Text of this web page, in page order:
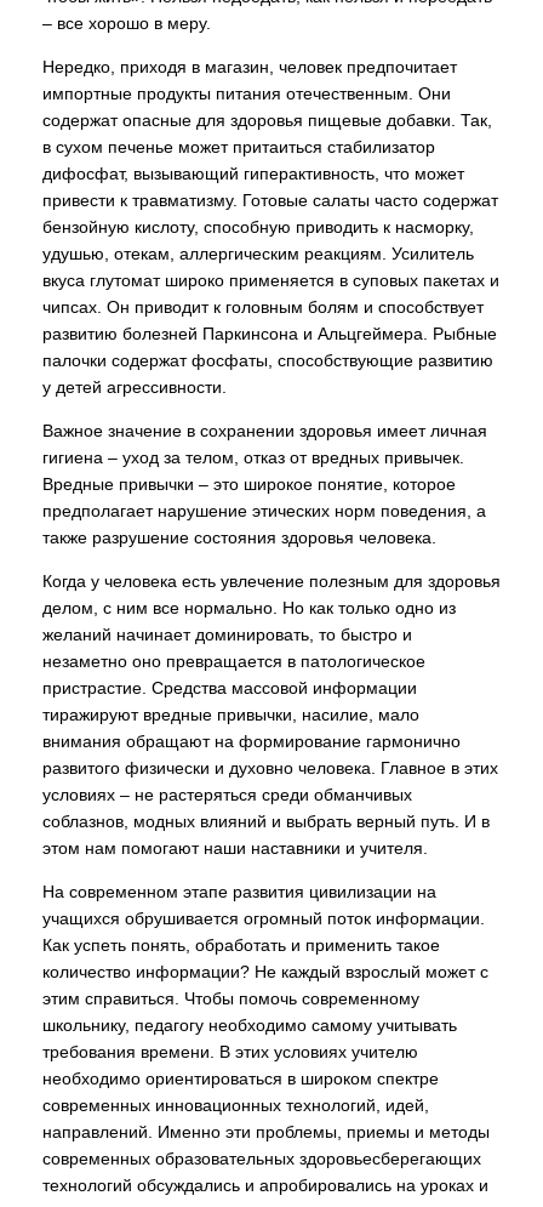
– все хорошо в меру.
Нередко, приходя в магазин, человек предпочитает
импортные продукты питания отечественным. Они
содержат опасные для здоровья пищевые добавки. Так,
в сухом печенье может притаиться стабилизатор
дифосфат, вызывающий гиперактивность, что может
привести к травматизму. Готовые салаты часто содержат
бензойную кислоту, способную приводить к насморку,
удушью, отекам, аллергическим реакциям. Усилитель
вкуса глутомат широко применяется в суповых пакетах и
чипсах. Он приводит к головным болям и способствует
развитию болезней Паркинсона и Альцгеймера. Рыбные
палочки содержат фосфаты, способствующие развитию
у детей агрессивности.
Важное значение в сохранении здоровья имеет личная
гигиена – уход за телом, отказ от вредных привычек.
Вредные привычки – это широкое понятие, которое
предполагает нарушение этических норм поведения, а
также разрушение состояния здоровья человека.
Когда у человека есть увлечение полезным для здоровья
делом, с ним все нормально. Но как только одно из
желаний начинает доминировать, то быстро и
незаметно оно превращается в патологическое
пристрастие. Средства массовой информации
тиражируют вредные привычки, насилие, мало
внимания обращают на формирование гармонично
развитого физически и духовно человека. Главное в этих
условиях – не растеряться среди обманчивых
соблазнов, модных влияний и выбрать верный путь. И в
этом нам помогают наши наставники и учителя.
На современном этапе развития цивилизации на
учащихся обрушивается огромный поток информации.
Как успеть понять, обработать и применить такое
количество информации? Не каждый взрослый может с
этим справиться. Чтобы помочь современному
школьнику, педагогу необходимо самому учитывать
требования времени. В этих условиях учителю
необходимо ориентироваться в широком спектре
современных инновационных технологий, идей,
направлений. Именно эти проблемы, приемы и методы
современных образовательных здоровьесберегающих
технологий обсуждались и апробировались на уроках и